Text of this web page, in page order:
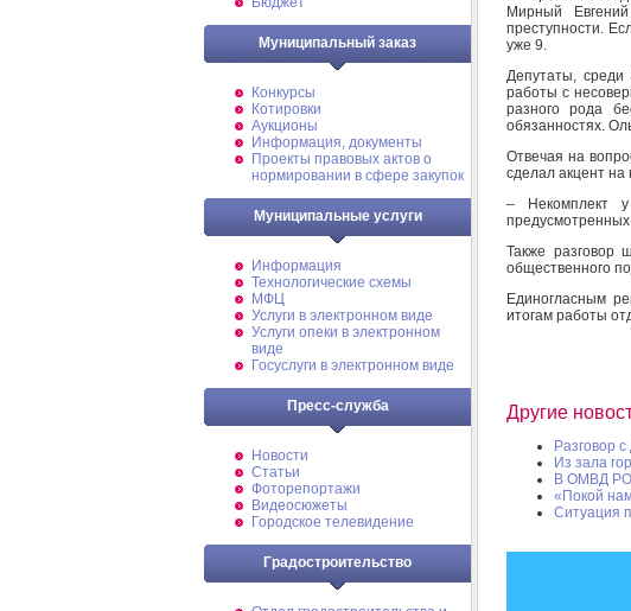
Муниципальный заказ
Конкурсы
Котировки
Аукционы
Информация, документы
Проекты правовых актов о
нормировании в сфере закупок
Муниципальные услуги
Информация
Технологические схемы
МФЦ
Услуги в электронном виде
Услуги опеки в электронном
виде
Госуслуги в электронном виде
Пресс-служба
Новости
Статьи
Фоторепортажи
Видеосюжеты
Городское телевидение
Градостроительство
Мирный
преступности.
уже 9.
Депутаты, среди
работы с
разного рода
обязанностях.
Отвечая на
сделал акцент на
– Некомплект
предусмотренных
Также разговор
общественного
Единогласным
итогам работы
Другие
Разговор
Из зала
В ОМВД
«Покой
Ситуация